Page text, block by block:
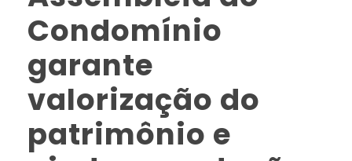
Condomínio
garante
valorização do
patrimônio e